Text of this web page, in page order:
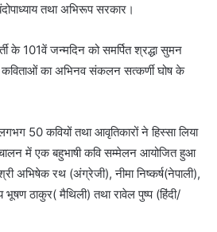
तथा अभिरूप सरकार।
के 101वें जन्मदिन को समर्पित श्रद्धा सुमन
कविताओं का अभिनव संकलन सत्कर्णी घोष के
50 कवियों तथा आवृतिकारों ने हिस्सा लिया
में एक बहुभाषी कवि सम्मेलन आयोजित हुआ
अभिषेक रथ (अंग्रेजी), नीमा निष्कर्ष(नेपाली),
ठाकुर( मैथिली) तथा रावेल पुष्प (हिंदी/